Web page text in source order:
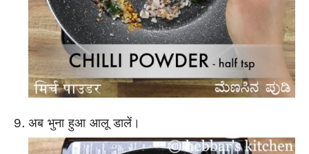
अब भुना हुआ आलू डालें।